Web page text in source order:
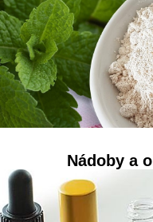
Nádoby a